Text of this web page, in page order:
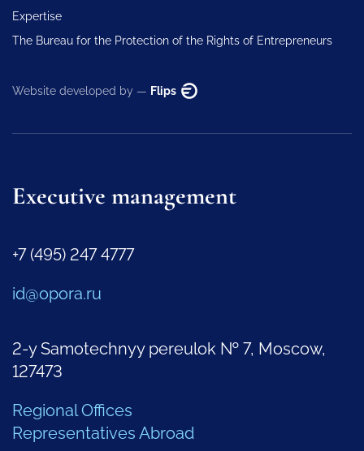
Expertise
The Bureau for the Protection of the Rights of Entrepreneurs
Website developed by — Flips
Executive management
+7 (495) 247 4777
id@opora.ru
2-y Samotechnyy pereulok № 7, Moscow,
127473
Regional Offices
Representatives Abroad